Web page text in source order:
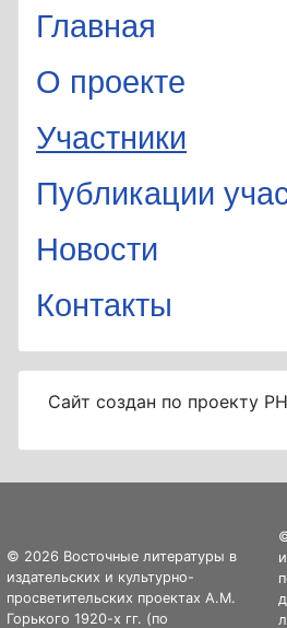
Главная
О проекте
Участники
Публикации
Новости
Контакты
Сайт создан по проекту
© 2026 Восточные литературы в
издательских и культурно-
просветительских проектах А.М.
Горького 1920-х гг. (по